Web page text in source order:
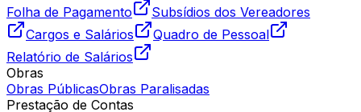
Folha de Pagamento
Subsídios dos Vereadores
Cargos e Salários
Quadro de Pessoal
Relatório de Salários
Obras
Obras PúblicasObras Paralisadas
Prestação de Contas